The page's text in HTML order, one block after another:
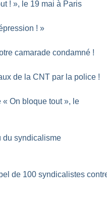
! », le 19 mai à Paris
! »
camarade condamné !
de la CNT par la police !
« On bloque tout », le
du syndicalisme
de 100 syndicalistes